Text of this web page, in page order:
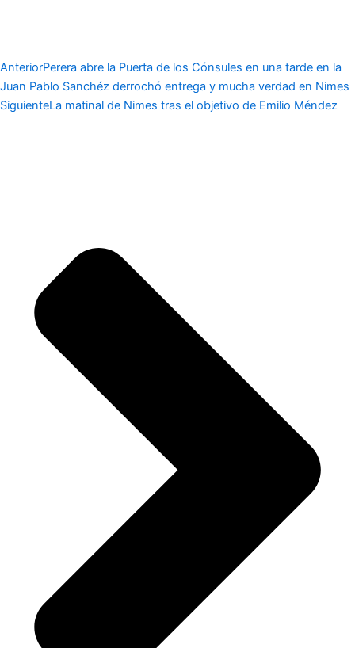
AnteriorPerera abre la Puerta de los Cónsules en una tarde en la
Juan Pablo Sanchéz derrochó entrega y mucha verdad en Nimes
SiguienteLa matinal de Nimes tras el objetivo de Emilio Méndez